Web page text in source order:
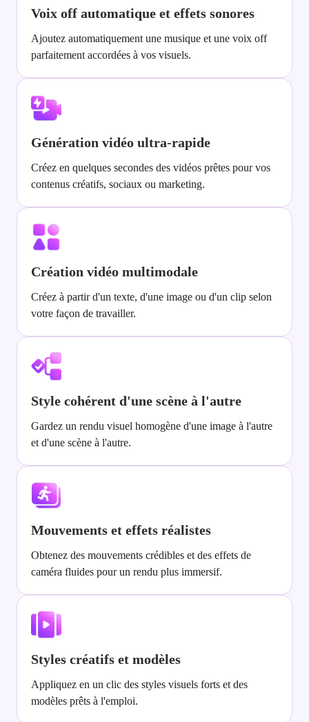
Voix off automatique et effets sonores
Ajoutez automatiquement une musique et une voix off
parfaitement accordées à vos visuels.
Génération vidéo ultra-rapide
Créez en quelques secondes des vidéos prêtes pour vos
contenus créatifs, sociaux ou marketing.
Création vidéo multimodale
Créez à partir d'un texte, d'une image ou d'un clip selon
votre façon de travailler.
Style cohérent d'une scène à l'autre
Gardez un rendu visuel homogène d'une image à l'autre
et d'une scène à l'autre.
Mouvements et effets réalistes
Obtenez des mouvements crédibles et des effets de
caméra fluides pour un rendu plus immersif.
Styles créatifs et modèles
Appliquez en un clic des styles visuels forts et des
modèles prêts à l'emploi.